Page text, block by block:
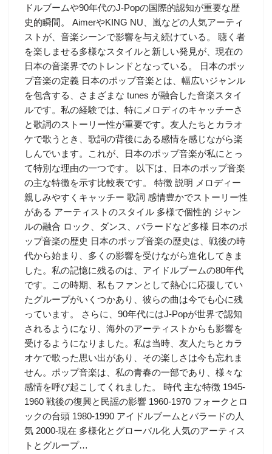
ドルブームや90年代のJ-Popの国際的認知が重要な歴
史的瞬間。 AimerやKING NU、嵐などの人気アーティ
ストが、音楽シーンで影響を与え続けている。 聴く者
を楽しませる多様なスタイルと新しい発見が、現在の
日本の音楽界でのトレンドとなっている。 日本のポッ
プ音楽の定義 日本のポップ音楽とは、幅広いジャンル
を包含する、さまざまな tunes が融合した音楽スタイ
ルです。私の経験では、特にメロディのキャッチーさ
と歌詞のストーリー性が重要です。友人たちとカラオ
ケで歌うとき、歌詞の背後にある感情を感じながら楽
しんでいます。これが、日本のポップ音楽が私にとっ
て特別な理由の一つです。 以下は、日本のポップ音楽
の主な特徴を示す比較表です。 特徴 説明 メロディー
親しみやすくキャッチー 歌詞 感情豊かでストーリー性
がある アーティストのスタイル 多様で個性的 ジャン
ルの融合 ロック、ダンス、バラードなど多様 日本のポ
ップ音楽の歴史 日本のポップ音楽の歴史は、戦後の時
代から始まり、多くの影響を受けながら進化してきま
した。私の記憶に残るのは、アイドルブームの80年代
です。この時期、私もファンとして熱心に応援してい
たグループがいくつかあり、彼らの曲は今でも心に残
っています。 さらに、90年代にはJ-Popが世界で認知
されるようになり、海外のアーティストからも影響を
受けるようになりました。私は当時、友人たちとカラ
オケで歌った思い出があり、その楽しさは今も忘れま
せん。ポップ音楽は、私の青春の一部であり、様々な
感情を呼び起こしてくれました。 時代 主な特徴 1945-
1960 戦後の復興と民謡の影響 1960-1970 フォークとロ
ックの台頭 1980-1990 アイドルブームとバラードの人
気 2000-現在 多様化とグローバル化 人気のアーティス
トとグループ…